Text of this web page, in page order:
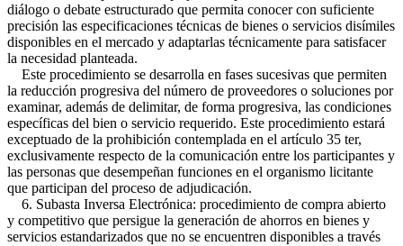
diálogo o debate estructurado que permita conocer con suficiente
precisión las especificaciones técnicas de bienes o servicios disímiles
disponibles en el mercado y adaptarlas técnicamente para satisfacer
la necesidad planteada.
Este procedimiento se desarrolla en fases sucesivas que permiten
la reducción progresiva del número de proveedores o soluciones por
examinar, además de delimitar, de forma progresiva, las condiciones
específicas del bien o servicio requerido. Este procedimiento estará
exceptuado de la prohibición contemplada en el artículo 35 ter,
exclusivamente respecto de la comunicación entre los participantes y
las personas que desempeñan funciones en el organismo licitante
que participan del proceso de adjudicación.
6. Subasta Inversa Electrónica: procedimiento de compra abierto
y competitivo que persigue la generación de ahorros en bienes y
servicios estandarizados que no se encuentren disponibles a través